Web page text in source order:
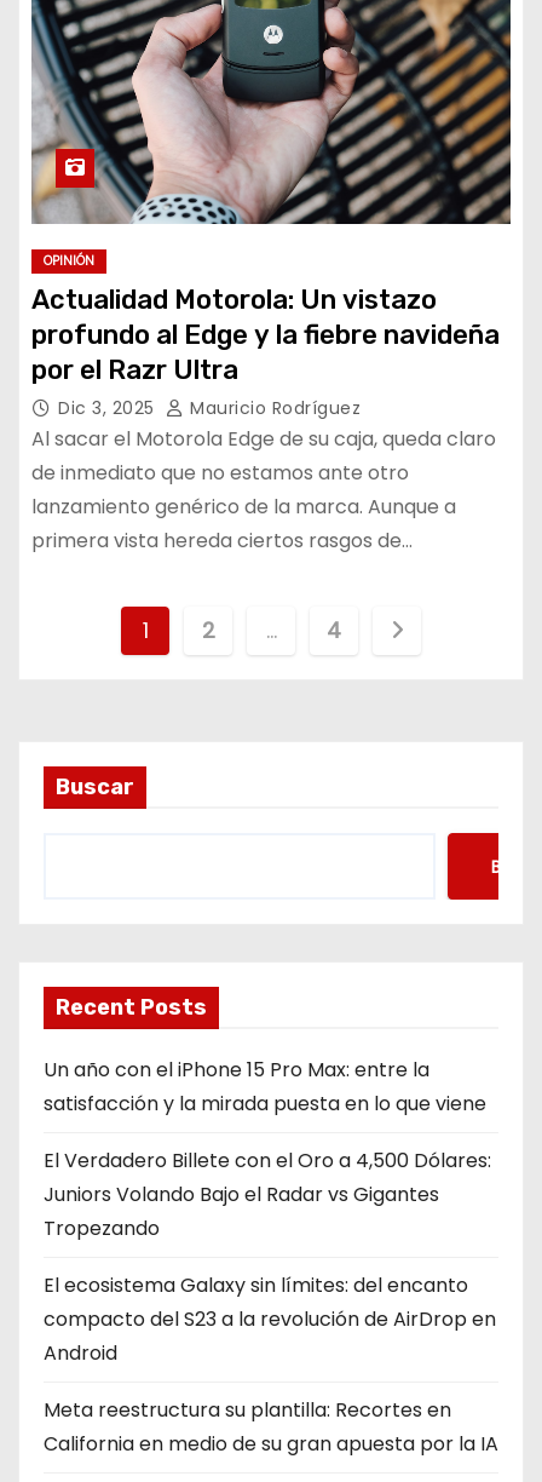
OPINIÓN
Actualidad Motorola: Un vistazo
profundo al Edge y la fiebre navideña
por el Razr Ultra
Dic 3, 2025 Mauricio Rodríguez
Al sacar el Motorola Edge de su caja, queda claro
de inmediato que no estamos ante otro
lanzamiento genérico de la marca. Aunque a
primera vista hereda ciertos rasgos de…
i
i
ó
n
e
e
n
t
r
a
1 2 … 4
Buscar
Recent Posts
Un año con el iPhone 15 Pro Max: entre la
satisfacción y la mirada puesta en lo que viene
El Verdadero Billete con el Oro a 4,500 Dólares:
Juniors Volando Bajo el Radar vs Gigantes
Tropezando
El ecosistema Galaxy sin límites: del encanto
compacto del S23 a la revolución de AirDrop en
Android
Meta reestructura su plantilla: Recortes en
California en medio de su gran apuesta por la IA